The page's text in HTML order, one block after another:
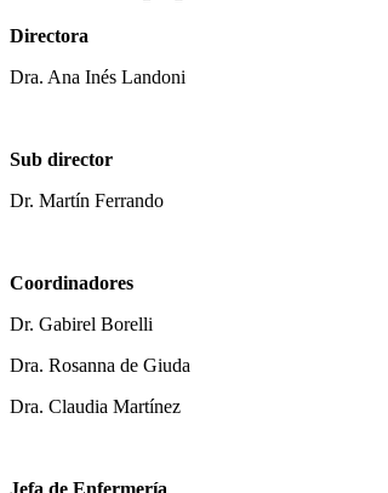
Directora
Dra. Ana Inés Landoni
Sub director
Dr. Martín Ferrando
Coordinadores
Dr. Gabirel Borelli
Dra. Rosanna de Giuda
Dra. Claudia Martínez